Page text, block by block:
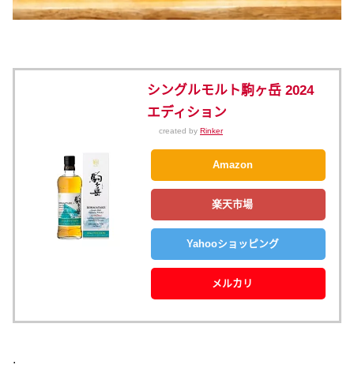
シングルモルト駒ヶ岳 2024
エディション
created by Rinker
Amazon
楽天市場
Yahooショッピング
メルカリ
.